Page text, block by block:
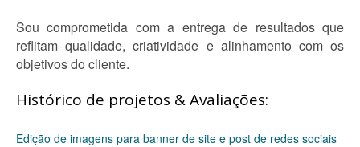
Sou comprometida com a entrega de resultados que
reflitam qualidade, criatividade e alinhamento com os
objetivos do cliente.
Histórico de projetos & Avaliações:
Edição de imagens para banner de site e post de redes sociais